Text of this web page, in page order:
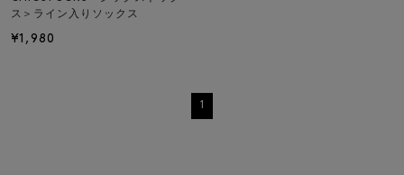
ス＞ライン入りソックス
¥1,980
1